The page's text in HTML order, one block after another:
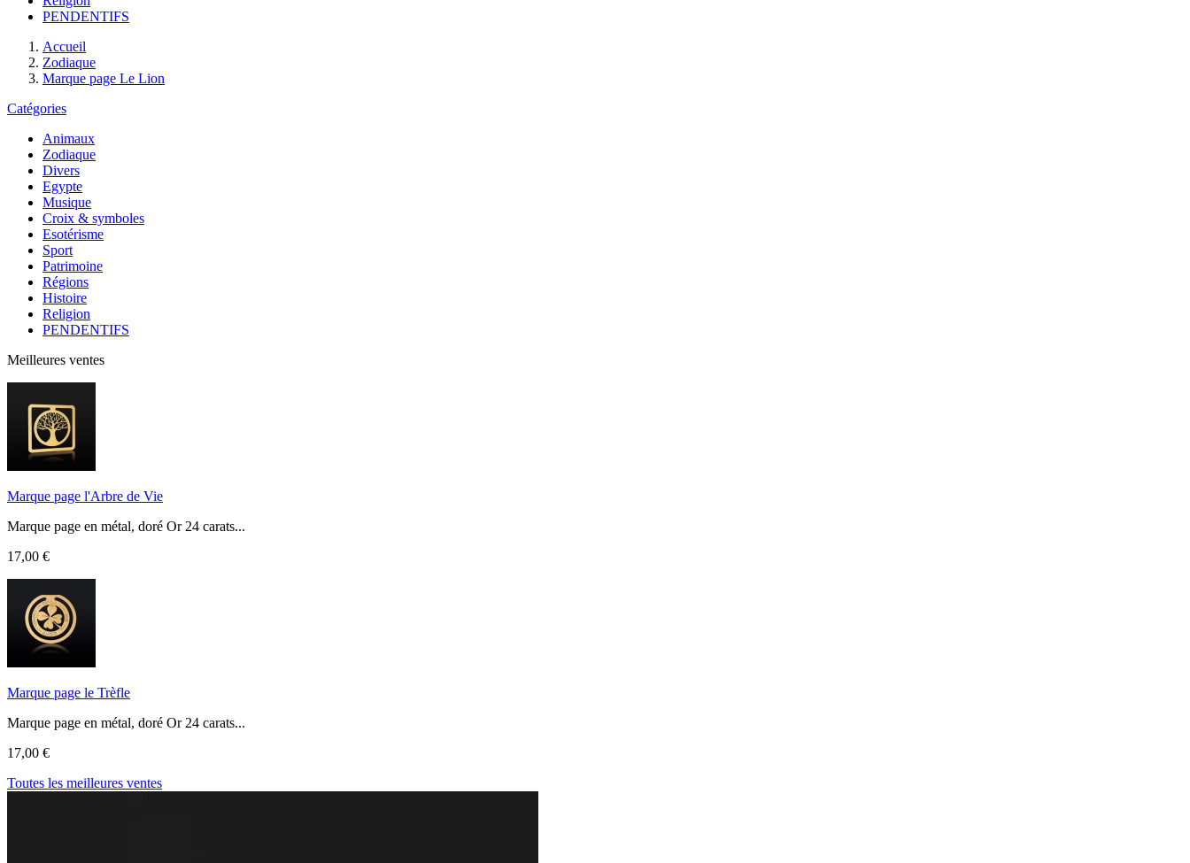
PENDENTIFS
Accueil
Zodiaque
Marque page Le Lion
Catégories
Animaux
Zodiaque
Divers
Egypte
Musique
Croix & symboles
Esotérisme
Sport
Patrimoine
Régions
Histoire
Religion
PENDENTIFS
Meilleures ventes
Marque page l'Arbre de Vie
Marque page en métal, doré Or 24 carats...
17,00 €
Marque page le Trèfle
Marque page en métal, doré Or 24 carats...
17,00 €
Toutes les meilleures ventes